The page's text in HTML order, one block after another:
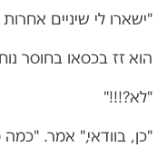
"ישארו לי שיניים
הוא זז בכסאו בחוסר
"לא?!!!"
"כן, בוודאי," אמר. "כמה